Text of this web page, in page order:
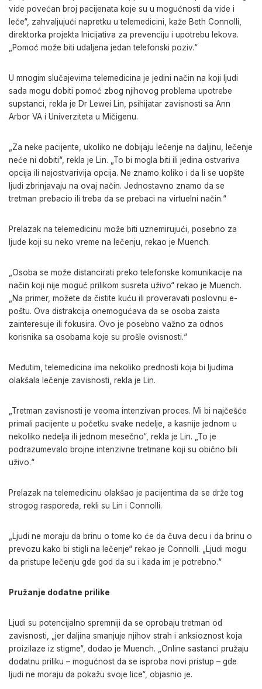
vide povećan broj pacijenata koje su u mogućnosti da vide i
leče“, zahvaljujući napretku u telemedicini, kaže Beth Connolli,
direktorka projekta Inicijativa za prevenciju i upotrebu lekova.
„Pomoć može biti udaljena jedan telefonski poziv.“
U mnogim slučajevima telemedicina je jedini način na koji ljudi
sada mogu dobiti pomoć zbog njihovog problema upotrebe
supstanci, rekla je Dr Lewei Lin, psihijatar zavisnosti sa Ann
Arbor VA i Univerziteta u Mičigenu.
„Za neke pacijente, ukoliko ne dobijaju lečenje na daljinu, lečenje
neće ni dobiti“, rekla je Lin. „To bi mogla biti ili jedina ostvariva
opcija ili najostvarivija opcija. Ne znamo koliko i da li se uopšte
ljudi zbrinjavaju na ovaj način. Jednostavno znamo da se
tretman prebacio ili treba da se prebaci na virtuelni način.“
Prelazak na telemedicinu može biti uznemirujući, posebno za
ljude koji su neko vreme na lečenju, rekao je Muench.
„Osoba se može distancirati preko telefonske komunikacije na
način koji nije moguć prilikom susreta uživo“ rekao je Muench.
„Na primer, možete da čistite kuću ili proveravati poslovnu e-
poštu. Ova distrakcija onemogućava da se osoba zaista
zainteresuje ili fokusira. Ovo je posebno važno za odnos
korisnika sa osobama koje su prošle ovisnosti.“
Međutim, telemedicina ima nekoliko prednosti koja bi ljudima
olakšala lečenje zavisnosti, rekla je Lin.
„Tretman zavisnosti je veoma intenzivan proces. Mi bi najčešće
primali pacijente u početku svake nedelje, a kasnije jednom u
nekoliko nedelja ili jednom mesečno“, rekla je Lin. „To je
podrazumevalo brojne intenzivne tretmane koji su obično bili
uživo.“
Prelazak na telemedicinu olakšao je pacijentima da se drže tog
strogog rasporeda, rekli su Lin i Connolli.
„Ljudi ne moraju da brinu o tome ko će da čuva decu i da brinu o
prevozu kako bi stigli na lečenje“ rekao je Connolli. „Ljudi mogu
da pristupe lečenju gde god da su i kada im je potrebno.“
Pružanje dodatne prilike
Ljudi su potencijalno spremniji da se oprobaju tretman od
zavisnosti, „jer daljina smanjuje njihov strah i anksioznost koja
proizilaze iz stigme“, dodao je Muench. „Online sastanci pružaju
dodatnu priliku – mogućnost da se isproba novi pristup – gde
ljudi ne moraju da pokažu svoje lice“, objasnio je.